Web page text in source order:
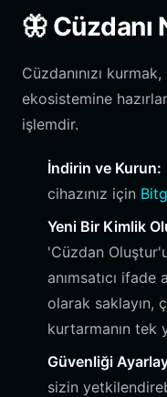
🦋 Cüzdanı
Cüzdanınızı
ekosistemine
işlemdir.
İndirin ve Kurun:
cihazınız için
Yeni Bir Kimlik
'Cüzdan
anımsatıcı ifade
olarak saklayın,
kurtarmanın tek
Güvenliği
sizin